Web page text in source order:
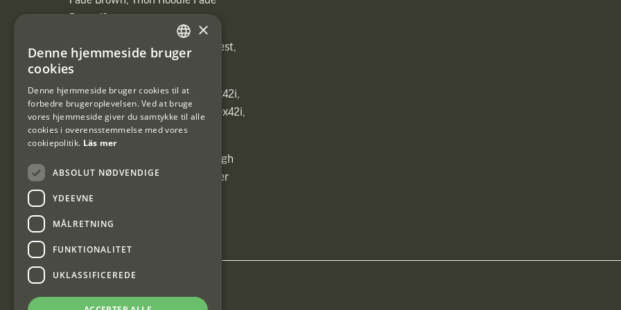
[ih_use_fallback_field(Heated vest,
Heated vest)]
[ih_use_fallback_field(C6 1,7-10x42i,
6ggr förstoringsväxel!, C6 1,7-10x42i,
6ggr förstoringsväxel!)]
[ih_use_fallback_field(Carrier High
Energy Professional 15kg, Carrier
High Energy Professional 15kg)]
SWEDISH
×
Denne hjemmeside bruger
cookies
Denne hjemmeside bruger cookies til at
forbedre brugeroplevelsen. Ved at bruge
vores hjemmeside giver du samtykke til alle
cookies i overensstemmelse med vores
cookiepolitik. Läs mer
ABSOLUT NØDVENDIGE
YDEEVNE
MÅLRETNING
FUNKTIONALITET
UKLASSIFICEREDE